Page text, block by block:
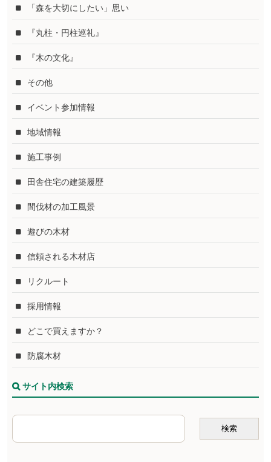
「森を大切にしたい」思い
『丸柱・円柱巡礼』
『木の文化』
その他
イベント参加情報
地域情報
施工事例
田舎住宅の建築履歴
間伐材の加工風景
遊びの木材
信頼される木材店
リクルート
採用情報
どこで買えますか？
防腐木材
サイト内検索